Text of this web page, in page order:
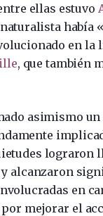
ellas estuvo
había
en la
, que también
asimismo un
lograron
alcanzaron
en
mejorar el